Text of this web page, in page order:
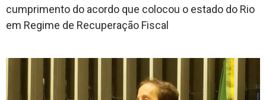
cumprimento do acordo que colocou o estado do Rio
em Regime de Recuperação Fiscal